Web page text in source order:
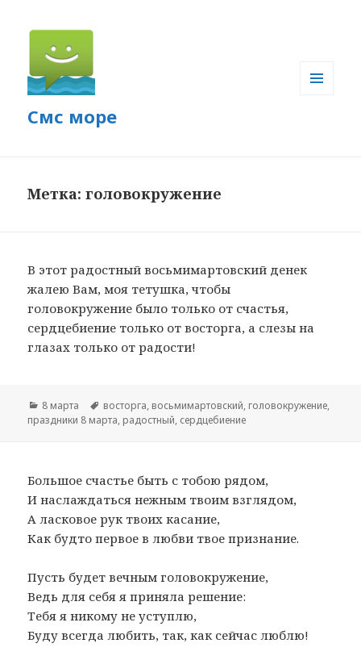
Смс море
Метка: головокружение
В этот радостный восьмимартовский денек
жалею Вам, моя тетушка, чтобы
головокружение было только от счастья,
сердцебиение только от восторга, а слезы на
глазах только от радости!
Рубрики
8 марта Метки
восторга, восьмимартовский, головокружение,
праздники 8 марта, радостный, сердцебиение
Большое счастье быть с тобою рядом,
И наслаждаться нежным твоим взглядом,
А ласковое рук твоих касание,
Как будто первое в любви твое признание.
Пусть будет вечным головокружение,
Ведь для себя я приняла решение:
Тебя я никому не уступлю,
Буду всегда любить, так, как сейчас люблю!